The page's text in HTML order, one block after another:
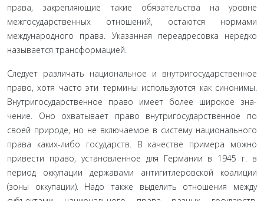
права, закрепляю­щие такие обязательства на уровне
межгосударственных отно­шений, остаются нормами
международного права. Указанная переадресовка нередко
называется трансформацией.
Следует различать национальное и внутригосударствен­ное
право, хотя часто эти термины используются как синони­мы.
Внутригосударственное право имеет более широкое зна­
чение. Оно охватывает право внутригосударственное по
своей природе, но не включаемое в систему национального
права каких-либо государств. В качестве примера можно
привести право, установленное для Германии в 1945 г. в
период окку­пации державами антигитлеровской коалиции
(зоны окку­пации). Надо также выделить отношения между